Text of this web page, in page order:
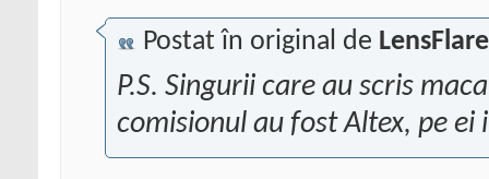
Postat în original de LensFlare
P.S. Singurii care au scris
comisionul au fost Altex, pe ei